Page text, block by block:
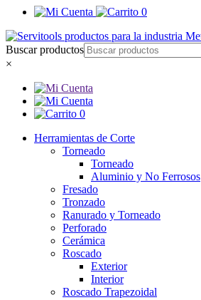
0
Buscar productos
×
0
Herramientas de Corte
Torneado
Torneado
Aluminio y No Ferrosos
Fresado
Tronzado
Ranurado y Torneado
Perforado
Cerámica
Roscado
Exterior
Interior
Roscado Trapezoidal